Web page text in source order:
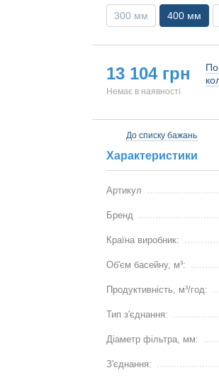
300 мм 400 мм
13 104 грн
Немає в наявності
До списку бажань
Характеристики
Артикул
Бренд
Країна виробник:
Об'єм басейну, м³:
Продуктивність, м³/год:
Тип з'єднання:
Діаметр фільтра, мм:
З'єднання: